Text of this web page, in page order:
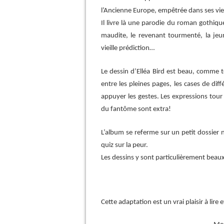
l’Ancienne Europe, empêtrée dans ses
Il livre là une parodie du roman
maudite, le revenant tourmenté, la
vieille prédiction…
Le dessin d’Elléa Bird est beau,
entre les pleines pages, les cases de
appuyer les gestes. Les expressions
du fantôme sont extra!
L’album se referme sur un petit
quiz sur la peur.
Les dessins y sont particulièrement
Cette adaptation est un vrai plaisir à lire